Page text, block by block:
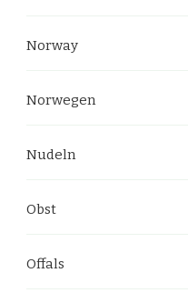
Norway
Norwegen
Nudeln
Obst
Offals